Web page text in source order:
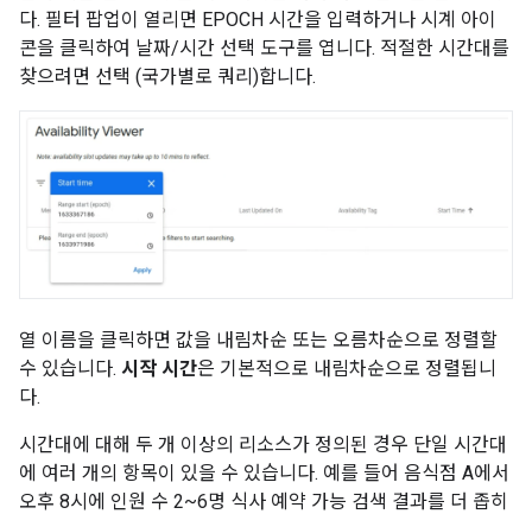
다. 필터 팝업이 열리면 EPOCH 시간을 입력하거나 시계 아이
콘을 클릭하여 날짜/시간 선택 도구를 엽니다. 적절한 시간대를
찾으려면 선택 (국가별로 쿼리)합니다.
열 이름을 클릭하면 값을 내림차순 또는 오름차순으로 정렬할
수 있습니다. 시작 시간은 기본적으로 내림차순으로 정렬됩니
다.
시간대에 대해 두 개 이상의 리소스가 정의된 경우 단일 시간대
에 여러 개의 항목이 있을 수 있습니다. 예를 들어 음식점 A에서
오후 8시에 인원 수 2~6명 식사 예약 가능 검색 결과를 더 좁히